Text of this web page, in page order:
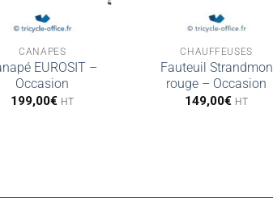
CANAPÉS
EUROSIT –
Occasion
199,00€ HT
CHAUFFEUSES
Fauteuil Strandmon
rouge – Occasion
149,00€ HT